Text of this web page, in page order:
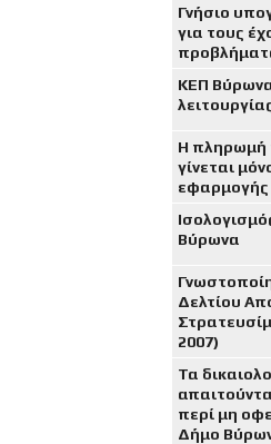
Γνήσιο
για τους
ΚΕΠ
Η πληρωμή
γίνεται
εφαρμογής
Βύρωνα
Δελτίου
2007)
Τα
περί μη
Δήμο